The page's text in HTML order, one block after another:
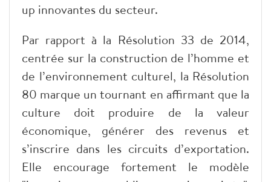
up innovantes du secteur.
​Par rapport à la Résolution 33 de 2014,
centrée sur la construction de l’homme et
de l’environnement culturel, la Résolution
80 marque un tournant en affirmant que la
culture doit produire de la valeur
économique, générer des revenus et
s’inscrire dans les circuits d’exportation.
Elle encourage fortement le modèle